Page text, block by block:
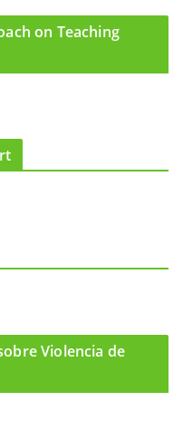
on Teaching
Violencia de